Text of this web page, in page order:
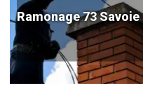
Ramonage 73 Savoie